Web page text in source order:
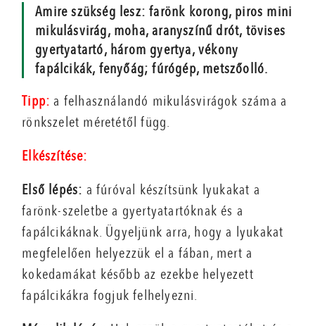
Amire szükség lesz: farönk korong, piros mini
mikulásvirág, moha, aranyszínű drót, tövises
gyertyatartó, három gyertya, vékony
fapálcikák, fenyőág; fúrógép, metszőolló.
Tipp: a felhasználandó mikulásvirágok száma a
rönkszelet méretétől függ.
Elkészítése:
Első lépés: a fúróval készítsünk lyukakat a
farönk-szeletbe a gyertyatartóknak és a
fapálcikáknak. Ügyeljünk arra, hogy a lyukakat
megfelelően helyezzük el a fában, mert a
kokedamákat később az ezekbe helyezett
fapálcikákra fogjuk felhelyezni.